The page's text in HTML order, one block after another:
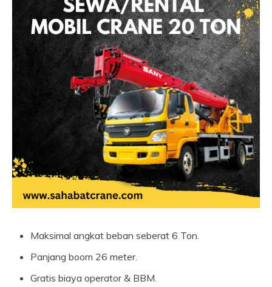
Maksimal angkat beban seberat 6 Ton.
Panjang boom 26 meter.
Gratis biaya operator & BBM.